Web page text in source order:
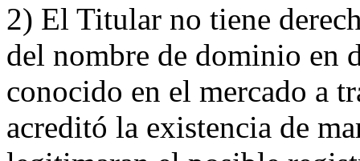
2) El Titular no tiene
del nombre de dominio en
conocido en el mercado a
acreditó la existencia de